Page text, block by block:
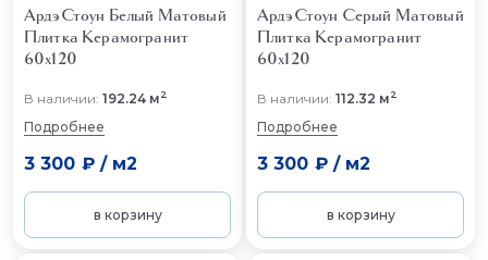
АрдэСтоун Белый Матовый
Плитка Керамогранит
60x120
В наличии: 192.24 м2
Подробнее
3 300 ₽/ м2
в корзину
АрдэСтоун Серый Матовый
Плитка Керамогранит
60x120
В наличии: 112.32 м2
Подробнее
3 300 ₽/ м2
в корзину